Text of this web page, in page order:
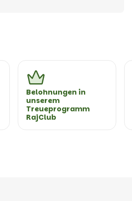
Belohnungen in
unserem
Treueprogramm
RajClub